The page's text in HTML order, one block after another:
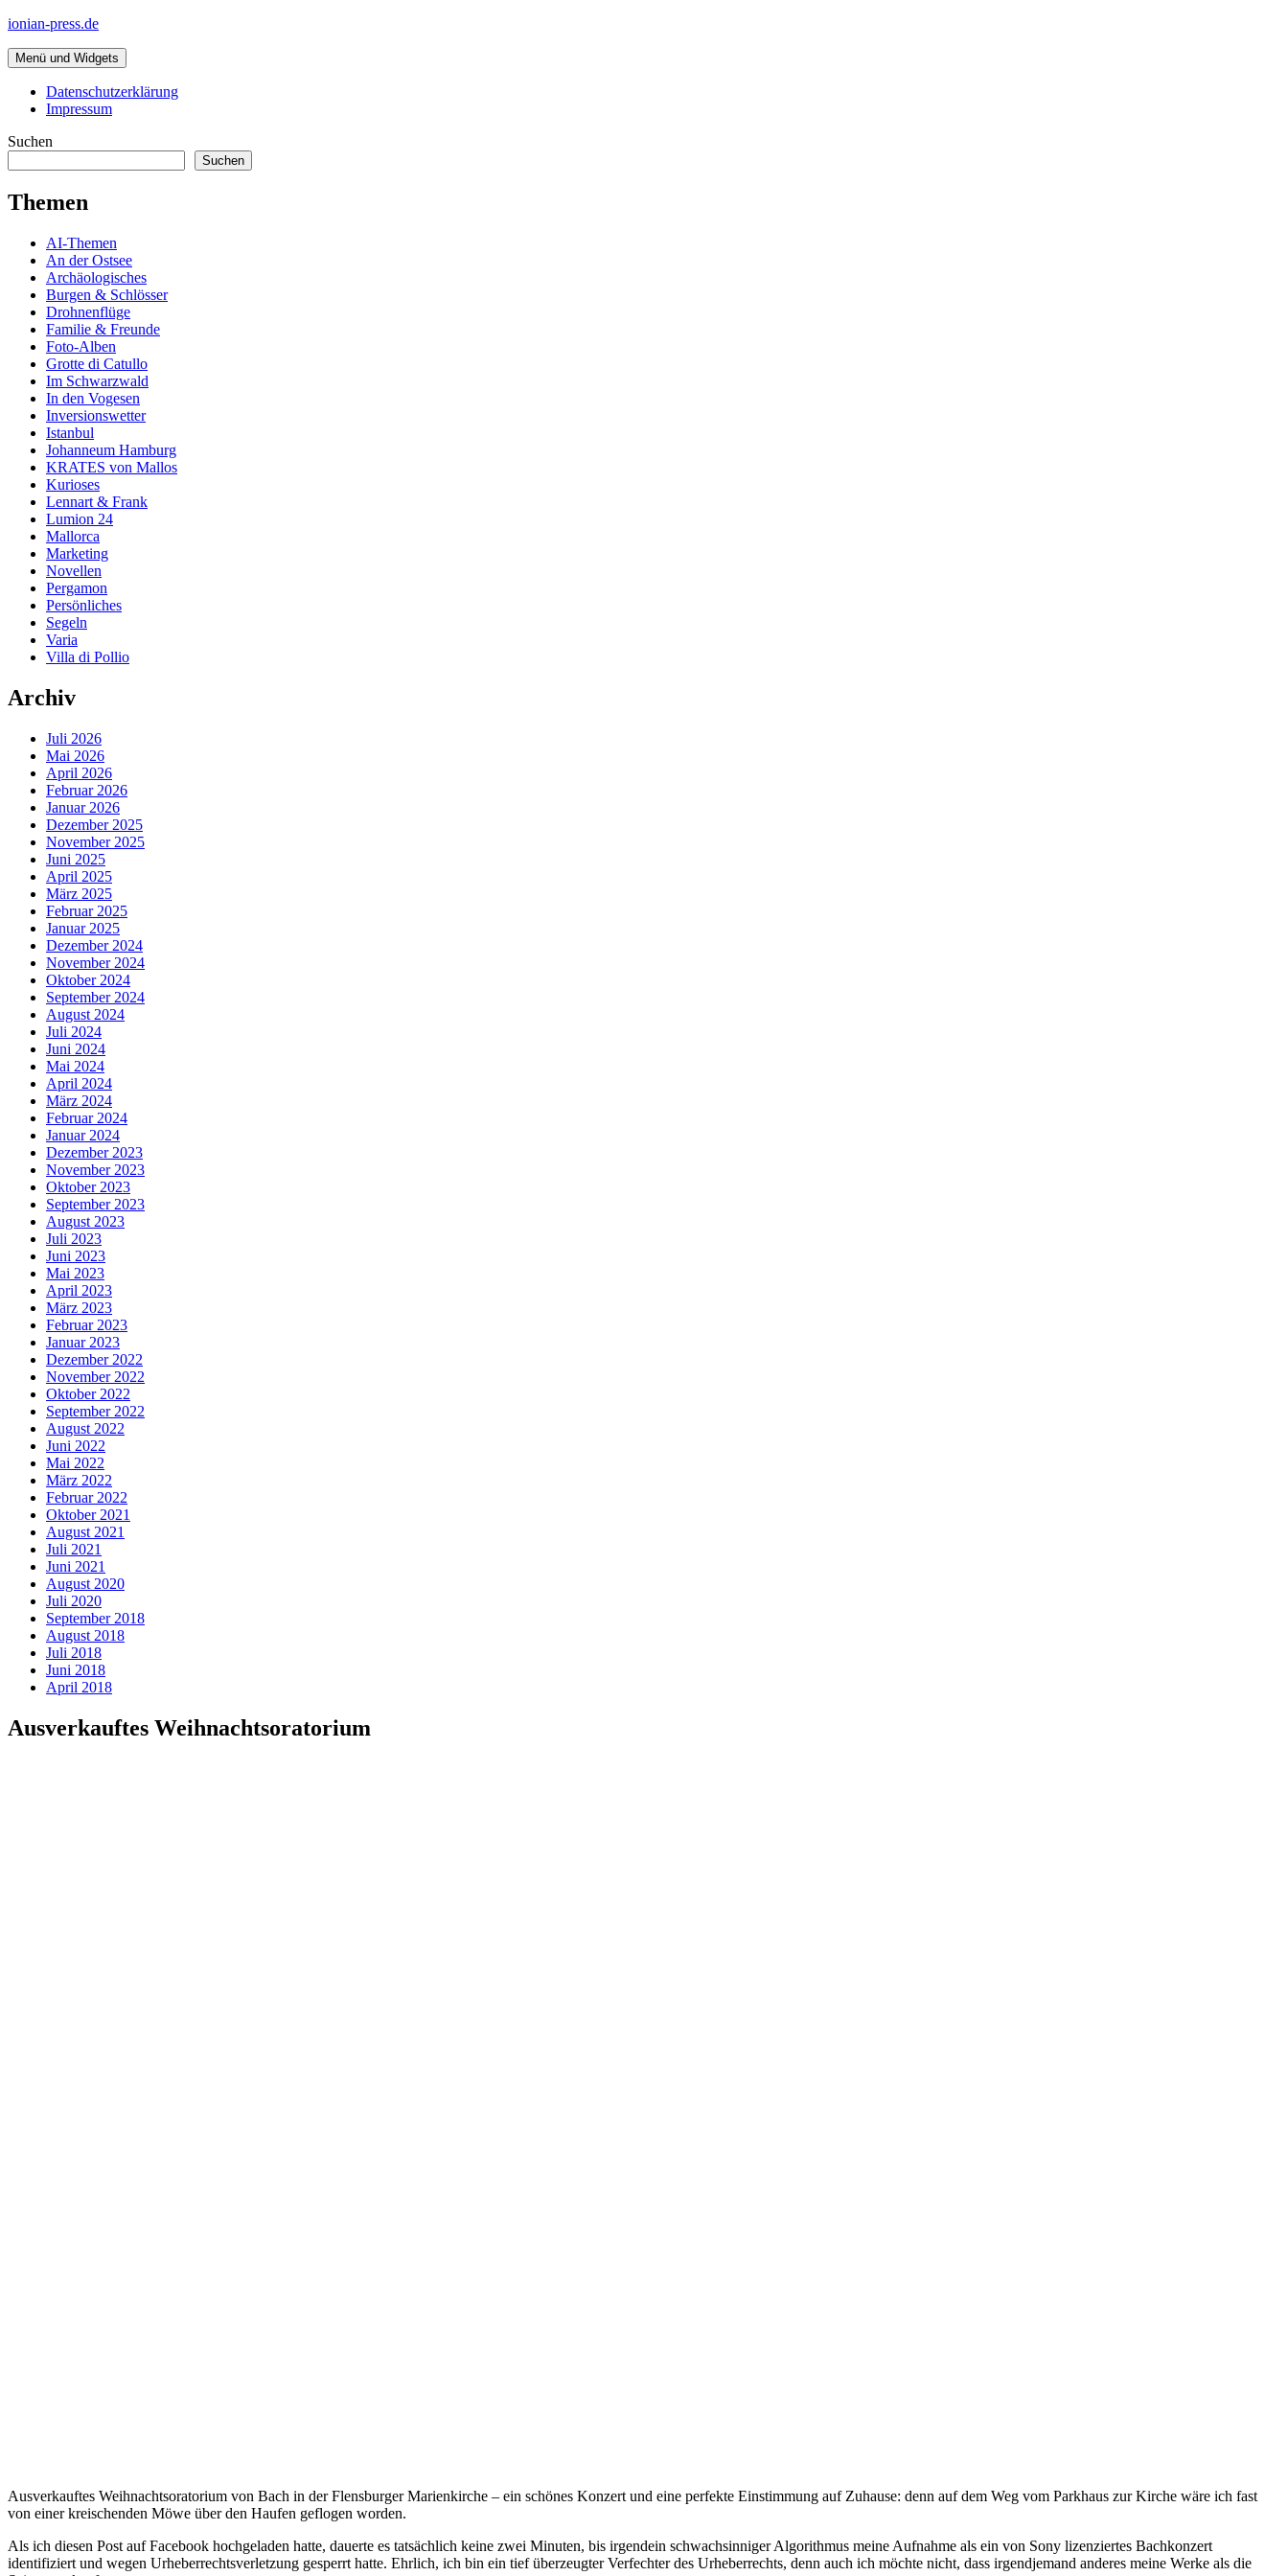
Zum
springen
ionian-press.de
Menü und Widgets
Datenschutzerklärung
Impressum
Suchen
Suchen
Themen
AI-Themen
An der Ostsee
Archäologisches
Burgen & Schlösser
Drohnenflüge
Familie & Freunde
Foto-Alben
Grotte di Catullo
Im Schwarzwald
In den Vogesen
Inversionswetter
Istanbul
Johanneum Hamburg
KRATES von Mallos
Kurioses
Lennart & Frank
Lumion 24
Mallorca
Marketing
Novellen
Pergamon
Persönliches
Segeln
Varia
Villa di Pollio
Archiv
Juli 2026
Mai 2026
April 2026
Februar 2026
Januar 2026
Dezember 2025
November 2025
Juni 2025
April 2025
März 2025
Februar 2025
Januar 2025
Dezember 2024
November 2024
Oktober 2024
September 2024
August 2024
Juli 2024
Juni 2024
Mai 2024
April 2024
März 2024
Februar 2024
Januar 2024
Dezember 2023
November 2023
Oktober 2023
September 2023
August 2023
Juli 2023
Juni 2023
Mai 2023
April 2023
März 2023
Februar 2023
Januar 2023
Dezember 2022
November 2022
Oktober 2022
September 2022
August 2022
Juni 2022
Mai 2022
März 2022
Februar 2022
Oktober 2021
August 2021
Juli 2021
Juni 2021
August 2020
Juli 2020
September 2018
August 2018
Juli 2018
Juni 2018
April 2018
Ausverkauftes Weihnachtsoratorium
Ausverkauftes Weihnachtsoratorium von Bach in der Flensburger Marienkirche – ein schönes Konzert und eine perfekte Einstimmung auf Zuhause: denn auf dem Weg vom Parkhaus zur Kirche wäre ich fast
von einer kreischenden Möwe über den Haufen geflogen worden.
Als ich diesen Post auf Facebook hochgeladen hatte, dauerte es tatsächlich keine zwei Minuten, bis irgendein schwachsinniger Algorithmus meine Aufnahme als ein von Sony lizenziertes Bachkonzert
identifiziert und wegen Urheberrechtsverletzung gesperrt hatte. Ehrlich, ich bin ein tief überzeugter Verfechter des Urheberrechts, denn auch ich möchte nicht, dass irgendjemand anderes meine Werke als die